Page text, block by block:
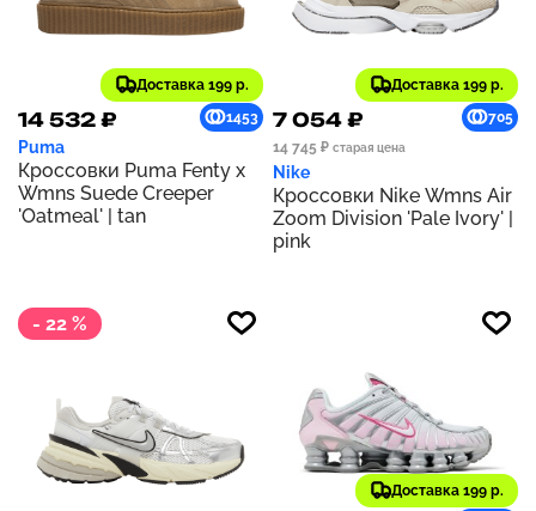
Доставка 199 р.
14 532 ₽ 1453
Puma
Кроссовки Puma Fenty x
Wmns Suede Creeper
'Oatmeal' | tan
Доставка 199 р.
7 054 ₽
705
14 745 ₽ старая цена
Nike
Кроссовки Nike Wmns Air
Zoom Division 'Pale Ivory' |
pink
- 22 %
Доставка 199 р.